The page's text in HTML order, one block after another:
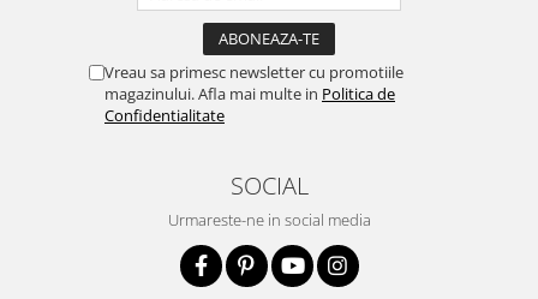
Vreau sa primesc newsletter cu promotiile
magazinului. Afla mai multe in Politica de
Confidentialitate
SOCIAL
Urmareste-ne in social media